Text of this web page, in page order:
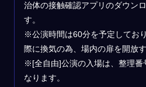
治体の接触確認アプリのダウン
す。
※公演時間は60分を予定してお
際に換気の為、場内の扉を開放
※[全自由]公演の入場は、整理番
なります。